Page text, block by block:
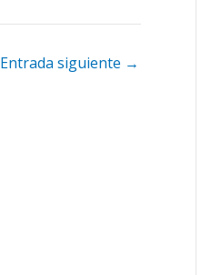
Entrada siguiente →